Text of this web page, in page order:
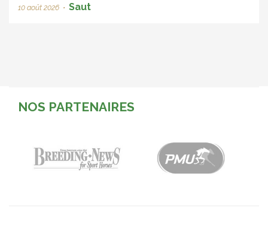
10 août 2026 • Saut
NOS PARTENAIRES